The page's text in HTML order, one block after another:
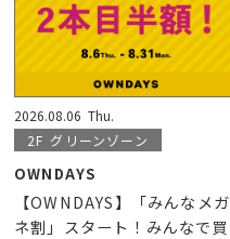
2026.08.06 Thu.
2F グリーンゾーン
OWNDAYS
【OWNDAYS】「みんなメガ
ネ割」スタート！みんなで買